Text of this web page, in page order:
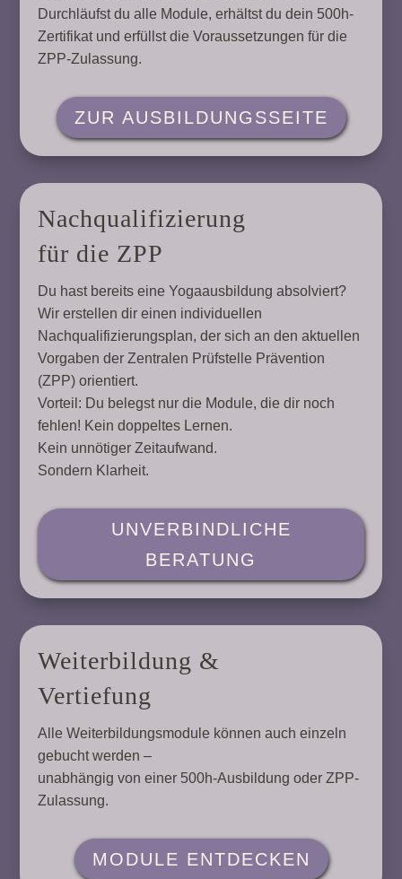
Durchläufst du alle Module, erhältst du dein 500h-
Zertifikat und erfüllst die Voraussetzungen für die
ZPP-Zulassung.
ZUR AUSBILDUNGSSEITE
Nachqualifizierung
für die ZPP
Du hast bereits eine Yogaausbildung absolviert?
Wir erstellen dir einen individuellen
Nachqualifizierungsplan, der sich an den aktuellen
Vorgaben der Zentralen Prüfstelle Prävention
(ZPP) orientiert.
Vorteil: Du belegst nur die Module, die dir noch
fehlen! Kein doppeltes Lernen.
Kein unnötiger Zeitaufwand.
Sondern Klarheit.
UNVERBINDLICHE
BERATUNG
Weiterbildung &
Vertiefung
Alle Weiterbildungsmodule können auch einzeln
gebucht werden –
unabhängig von einer 500h-Ausbildung oder ZPP-
Zulassung.
MODULE ENTDECKEN